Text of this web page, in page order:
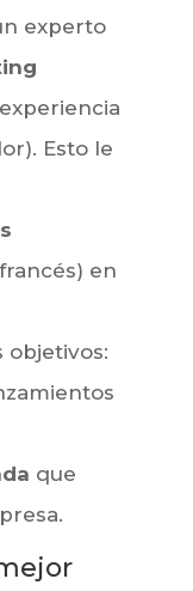
experto
Esto le
en
objetivos:
que